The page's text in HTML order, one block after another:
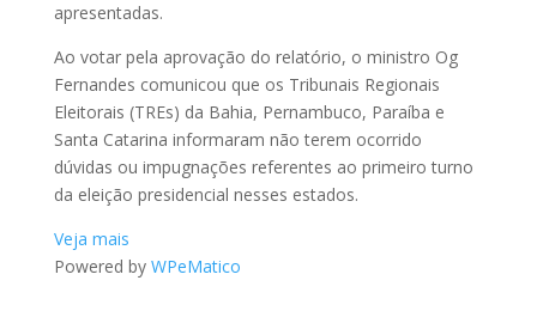
apresentadas.
Ao votar pela aprovação do relatório, o ministro Og
Fernandes comunicou que os Tribunais Regionais
Eleitorais (TREs) da Bahia, Pernambuco, Paraíba e
Santa Catarina informaram não terem ocorrido
dúvidas ou impugnações referentes ao primeiro turno
da eleição presidencial nesses estados.
Veja mais
Powered by WPeMatico